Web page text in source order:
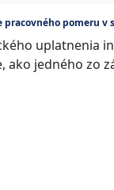
pomeru v
uplatnenia
ako jedného zo